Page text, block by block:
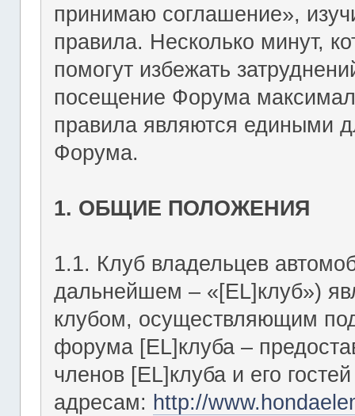
принимаю соглашение»,
правила. Несколько минут,
помогут избежать
посещение Форума
правила являются едиными
Форума.
1. ОБЩИЕ ПОЛОЖЕНИЯ
1.1. Клуб владельцев
дальнейшем – «[EL]клуб»)
клубом, осуществляющим
форума [EL]клуба –
членов [EL]клуба и его
адресам: http://